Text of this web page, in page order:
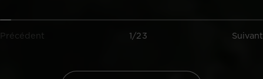
Précédent 1/23 Suivant